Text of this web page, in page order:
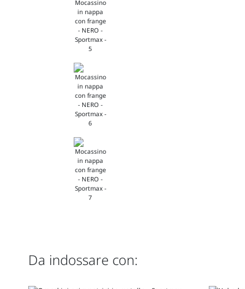
Da indossare con: